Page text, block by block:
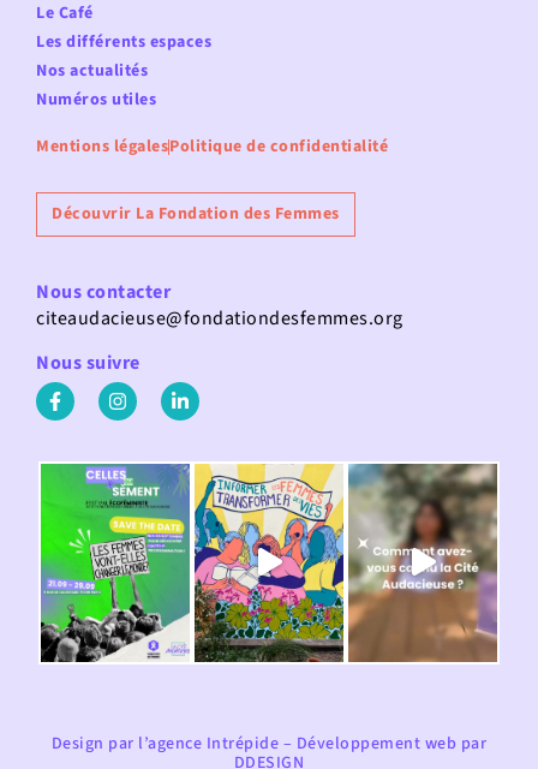
Le Café
Les différents espaces
Nos actualités
Numéros utiles
Mentions légalesPolitique de confidentialité
Découvrir La Fondation des Femmes
Nous contacter
citeaudacieuse@fondationdesfemmes.org
Nous suivre
Design par l’agence Intrépide – Développement web par
DDESIGN